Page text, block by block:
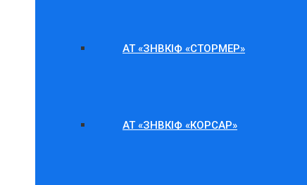
АТ «ЗНВКІФ «СТОРМЕР»
АТ «ЗНВКІФ «КОРСАР»